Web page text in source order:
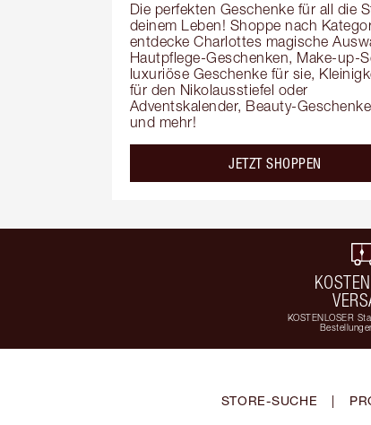
Die perfekten Geschenke für all die
deinem Leben! Shoppe nach
entdecke Charlottes magische
Hautpflege-Geschenken, Make-up-
luxuriöse Geschenke für sie,
für den Nikolausstiefel oder
Adventskalender, Beauty-
und mehr!
JETZT SHOPPEN
KOSTENLOSER
STORE-SUCHE |